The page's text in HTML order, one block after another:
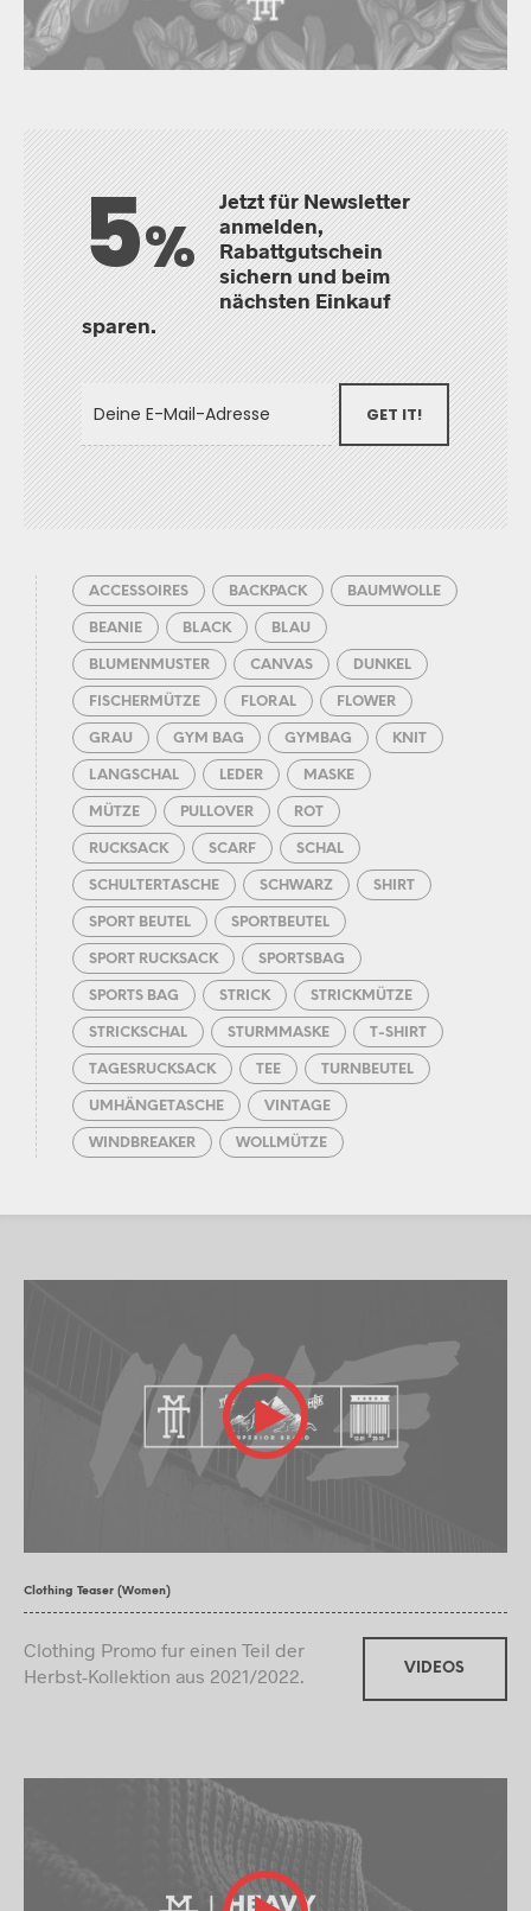
5%
Jetzt für Newsletter
anmelden,
Rabattgutschein
sichern und beim
nächsten Einkauf
sparen.
GET IT!
ACCESSOIRES BACKPACK BAUMWOLLE
BEANIE BLACK BLAU
BLUMENMUSTER CANVAS DUNKEL
FISCHERMÜTZE FLORAL FLOWER
GRAU GYM BAG GYMBAG KNIT
LANGSCHAL LEDER MASKE
MÜTZE PULLOVER ROT
RUCKSACK SCARF SCHAL
SCHULTERTASCHE SCHWARZ SHIRT
SPORT BEUTEL SPORTBEUTEL
SPORT RUCKSACK SPORTSBAG
SPORTS BAG STRICK STRICKMÜTZE
STRICKSCHAL STURMMASKE T-SHIRT
TAGESRUCKSACK TEE TURNBEUTEL
UMHÄNGETASCHE VINTAGE
WINDBREAKER WOLLMÜTZE
Clothing Teaser (Women)
Clothing Promo fur einen Teil der
Herbst-Kollektion aus 2021/2022.
VIDEOS